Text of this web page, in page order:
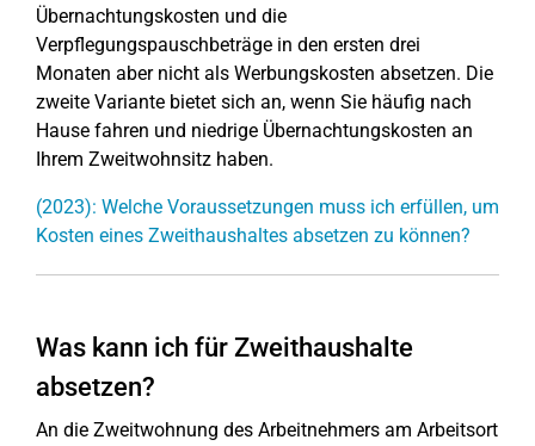
Übernachtungskosten und die
Verpflegungspauschbeträge in den ersten drei
Monaten aber nicht als Werbungskosten absetzen. Die
zweite Variante bietet sich an, wenn Sie häufig nach
Hause fahren und niedrige Übernachtungskosten an
Ihrem Zweitwohnsitz haben.
(2023): Welche Voraussetzungen muss ich erfüllen, um
Kosten eines Zweithaushaltes absetzen zu können?
Was kann ich für Zweithaushalte
absetzen?
An die Zweitwohnung des Arbeitnehmers am Arbeitsort